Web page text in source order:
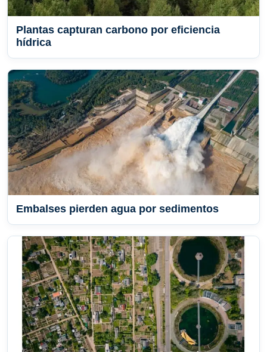
Plantas capturan carbono por eficiencia
hídrica
Embalses pierden agua por sedimentos